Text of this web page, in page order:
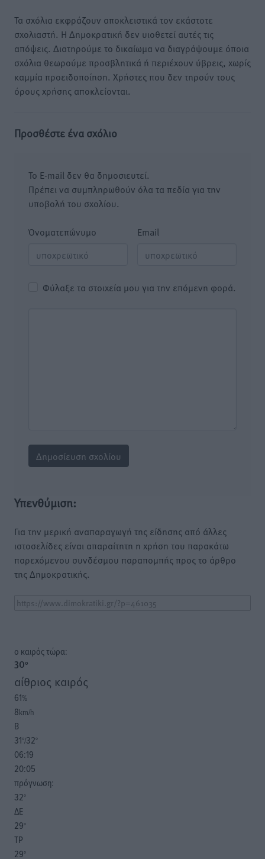
Τα σχόλια εκφράζουν αποκλειστικά τον εκάστοτε
σχολιαστή. Η Δημοκρατική δεν υιοθετεί αυτές τις
απόψεις. Διατηρούμε το δικαίωμα να διαγράψουμε όποια
σχόλια θεωρούμε προσβλητικά ή περιέχουν ύβρεις, χωρίς
καμμία προειδοποίηση. Χρήστες που δεν τηρούν τους
όρους χρήσης αποκλείονται.
Προσθέστε ένα σχόλιο
Το E-mail δεν θα δημοσιευτεί.
Πρέπει να συμπληρωθούν όλα τα πεδία για την
υποβολή του σχολίου.
Όνοματεπώνυμο Email
Φύλαξε τα στοιχεία μου για την επόμενη φορά.
Υπενθύμιση:
Για την μερική αναπαραγωγή της είδησης από άλλες
ιστοσελίδες είναι απαραίτητη η χρήση του παρακάτω
παρεχόμενου συνδέσμου παραπομπής προς το άρθρο
της Δημοκρατικής.
o καιρός τώρα:
30°
αίθριος καιρός
61%
8km/h
Β
31°/32°
06:19
20:05
πρόγνωση:
32°
ΔΕ
29°
ΤΡ
29°